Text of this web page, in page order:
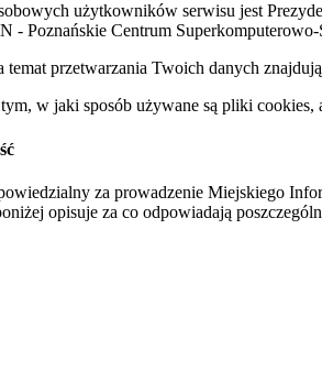
użytkowników serwisu jest
- Poznańskie Centrum
temat przetwarzania Twoich danych
w jaki sposób używane są pliki
za prowadzenie Miejskiego
opisuje za co odpowiadają